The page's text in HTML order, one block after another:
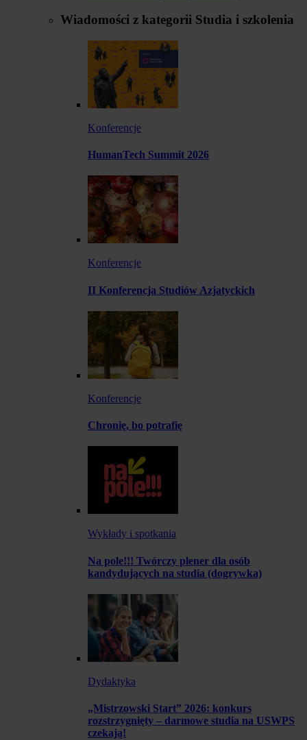
Wiadomości z kategorii Studia i szkolenia
Konferencje
HumanTech Summit 2026
Konferencje
II Konferencja Studiów Azjatyckich
Konferencje
Chronię, bo potrafię
Wykłady i spotkania
Na pole!!! Twórczy plener dla osób
kandydujących na studia (dogrywka)
Dydaktyka
„Mistrzowski Start” 2026: konkurs
rozstrzygnięty – darmowe studia na USWPS
czekają!